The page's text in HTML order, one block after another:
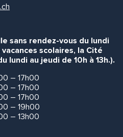
sans rendez-vous du lundi
scolaires, la Cité
lundi au jeudi de 10h à 13h.).
– 17h00
– 17h00
– 17h00
– 19h00
– 13h00